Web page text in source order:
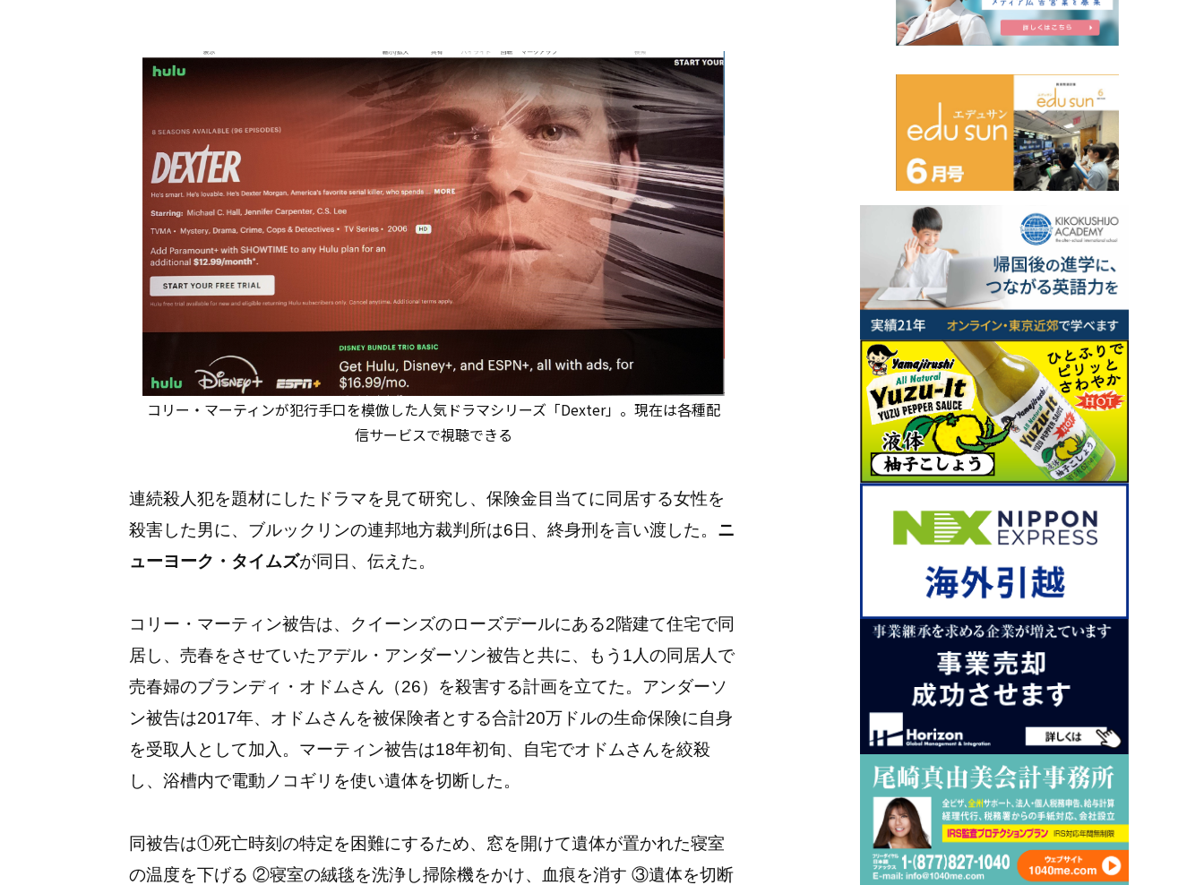
コリー・マーティンが犯行手口を模倣した人気ドラマシリーズ「Dexter」。現在は各種配
信サービスで視聴できる
連続殺人犯を題材にしたドラマを見て研究し、保険金目当てに同居する女性を
殺害した男に、ブルックリンの連邦地方裁判所は6日、終身刑を言い渡した。 ニ
ューヨーク・タイムズが同日、伝えた。
コリー・マーティン被告は、クイーンズのローズデールにある2階建て住宅で同
居し、売春をさせていたアデル・アンダーソン被告と共に、もう1人の同居人で
売春婦のブランディ・オドムさん（26）を殺害する計画を立てた。アンダーソ
ン被告は2017年、オドムさんを被保険者とする合計20万ドルの生命保険に自身
を受取人として加入。マーティン被告は18年初旬、自宅でオドムさんを絞殺
し、浴槽内で電動ノコギリを使い遺体を切断した。
同被告は①死亡時刻の特定を困難にするため、窓を開けて遺体が置かれた寝室
の温度を下げる ②寝室の絨毯を洗浄し掃除機をかけ、血痕を消す ③遺体を切断